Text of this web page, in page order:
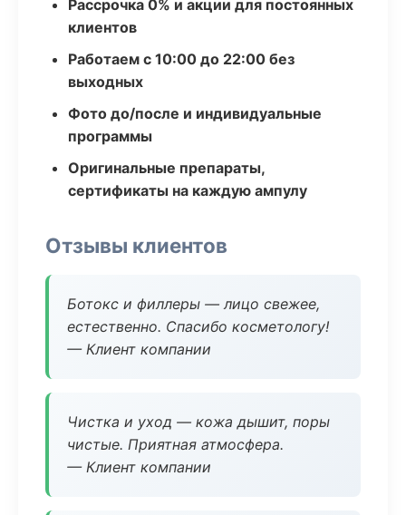
Рассрочка 0% и акции для постоянных
клиентов
Работаем с 10:00 до 22:00 без
выходных
Фото до/после и индивидуальные
программы
Оригинальные препараты,
сертификаты на каждую ампулу
Отзывы клиентов
Ботокс и филлеры — лицо свежее,
естественно. Спасибо косметологу!
— Клиент компании
Чистка и уход — кожа дышит, поры
чистые. Приятная атмосфера.
— Клиент компании